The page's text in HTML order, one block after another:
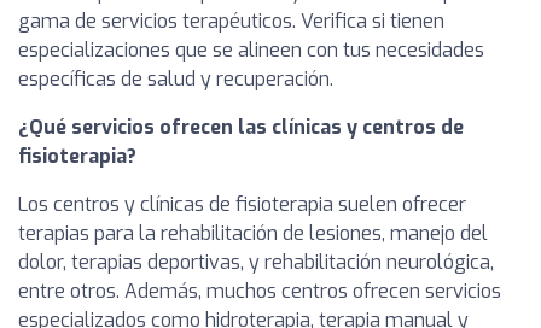
gama de servicios terapéuticos. Verifica si tienen
especializaciones que se alineen con tus necesidades
específicas de salud y recuperación.
¿Qué servicios ofrecen las clínicas y centros de
fisioterapia?
Los centros y clínicas de fisioterapia suelen ofrecer
terapias para la rehabilitación de lesiones, manejo del
dolor, terapias deportivas, y rehabilitación neurológica,
entre otros. Además, muchos centros ofrecen servicios
especializados como hidroterapia, terapia manual y